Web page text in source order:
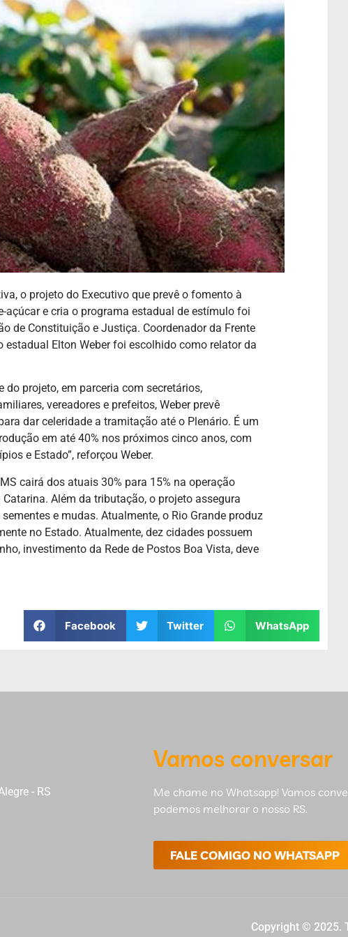
o projeto do Executivo que prevê o fomento à
açúcar e cria o programa estadual de estímulo foi
de Constituição e Justiça. Coordenador da Frente
Elton Weber foi escolhido como relator da
projeto, em parceria com secretários,
vereadores e prefeitos, Weber prevê
dar celeridade a tramitação até o Plenário. É um
em até 40% nos próximos cinco anos, com
e Estado”, reforçou Weber.
cairá dos atuais 30% para 15% na operação
Além da tributação, o projeto assegura
e mudas. Atualmente, o Rio Grande produz
no Estado. Atualmente, dez cidades possuem
investimento da Rede de Postos Boa Vista, deve
Facebook Twitter WhatsApp
- RS
Vamos conversar
Me chame no Whatsapp! Vamos
podemos melhorar o nosso RS.
FALE COMIGO NO WHATSAPP
Copyright © 2025.